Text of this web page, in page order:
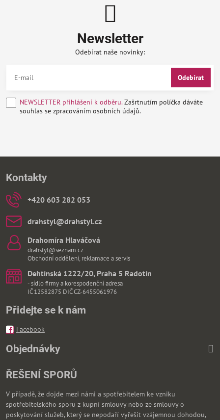
Newsletter
Odebírat naše novinky:
Odebírat
NEWSLETTER přihlášení k odběru.Zašrtnutím políčka dáváte
souhlas se zpracováním osobních údajů.
Kontakty
+420 603 282 053
drahstyl​@drahstyl​.cz
Drahomíra Hlaváčová
drahstyl@seznam.cz
Obchodní oddělení, reklamace a servis
Dehtínská 1222/20, Praha 5 Radotín
- sídlo firmy a korespodenční adresa
IČ 12582875 DIČ CZ-6455061976
Přidejte se k nám
Facebook
Objednávky
ŘEŠENÍ SPORŮ
V případě, že dojde mezi námi a spotřebitelem ke vzniku
spotřebitelského sporu z kupní smlouvy nebo ze smlouvy o
poskytování služeb, který se nepodaří vyřešit vzájemnou dohodou,